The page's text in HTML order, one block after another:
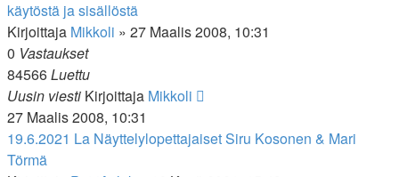
käytöstä ja sisällöstä
Kirjoittaja Mikkoli » 27 Maalis 2008, 10:31
0 Vastaukset
84566Luettu
Uusin viesti Kirjoittaja Mikkoli
27 Maalis 2008, 10:31
19.6.2021 La Näyttelylopettajaiset Siru Kosonen & Mari
Törmä